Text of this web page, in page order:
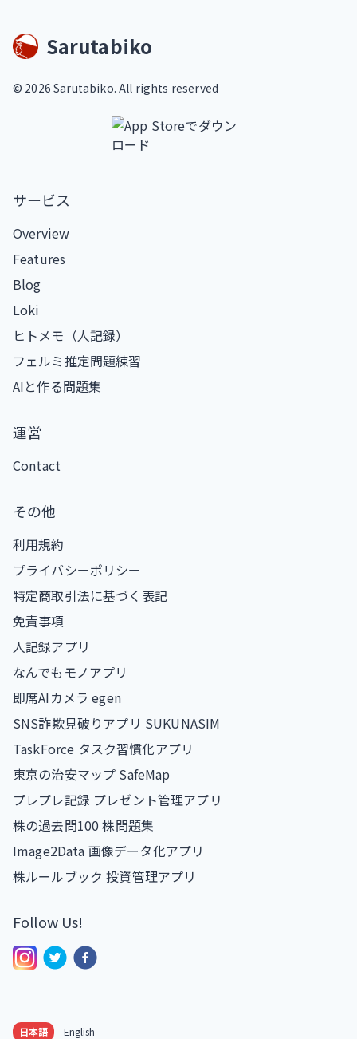
Sarutabiko
© 2026 Sarutabiko. All rights reserved
サービス
Overview
Features
Blog
Loki
ヒトメモ（人記録）
フェルミ推定問題練習
AIと作る問題集
運営
Contact
その他
利用規約
プライバシーポリシー
特定商取引法に基づく表記
免責事項
人記録アプリ
なんでもモノアプリ
即席AIカメラ egen
SNS詐欺見破りアプリ SUKUNASIM
TaskForce タスク習慣化アプリ
東京の治安マップ SafeMap
プレプレ記録 プレゼント管理アプリ
株の過去問100 株問題集
Image2Data 画像データ化アプリ
株ルールブック 投資管理アプリ
Follow Us!
日本語 English